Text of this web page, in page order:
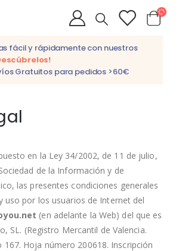
fácil y rápidamente con nuestros
Gratuitos para pedidos >60€
en la Ley 34/2002, de 11 de julio,
de la Información y de
las presentes condiciones generales
uso por los usuarios de Internet del
(en adelante la Web) del que es
SL. (Registro Mercantil de Valencia.
167. Hoja número 200618. Inscripción